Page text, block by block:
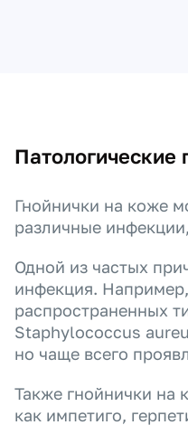
Патологические
Гнойнички на коже
различные
Одной из частых
инфекция.
распространенных
Staphylococcus
но чаще всего
Также гнойнички на
как импетиго,